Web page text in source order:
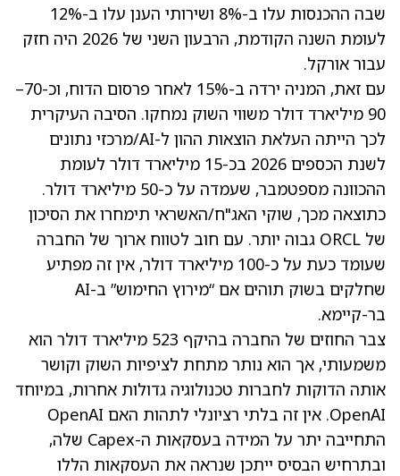
שבה ההכנסות עלו ב-8% ושירותי הענן עלו ב-12%
לעומת השנה הקודמת, הרבעון השני של 2026 היה חזק
עבור אורקל.
עם זאת, המניה ירדה ב-15% לאחר פרסום הדוח, וכ-70–
90 מיליארד דולר משווי השוק נמחקו. הסיבה העיקרית
לכך הייתה העלאת הוצאות ההון ל-AI/מרכזי נתונים
לשנת הכספים 2026 בכ-15 מיליארד דולר לעומת
ההכוונה מספטמבר, שעמדה על כ-50 מיליארד דולר.
כתוצאה מכך, שוקי האג"ח/האשראי תימחרו את הסיכון
של ORCL גבוה יותר. עם חוב לטווח ארוך של החברה
שעומד כעת על כ-100 מיליארד דולר, אין זה מפתיע
שחלקים בשוק תוהים אם “מירוץ החימוש” ב-AI
בר-קיימא.
צבר החוזים של החברה בהיקף 523 מיליארד דולר הוא
משמעותי, אך הוא נותר מתחת לציפיות השוק וקושר
אותה הדוקות לחברות טכנולוגיה גדולות אחרות, במיוחד
OpenAI. אין זה בלתי רציונלי לתהות האם OpenAI
התחייבה יתר על המידה בעסקאות ה-Capex שלה,
ובתרחיש הבסיס ייתכן שנראה את העסקאות הללו